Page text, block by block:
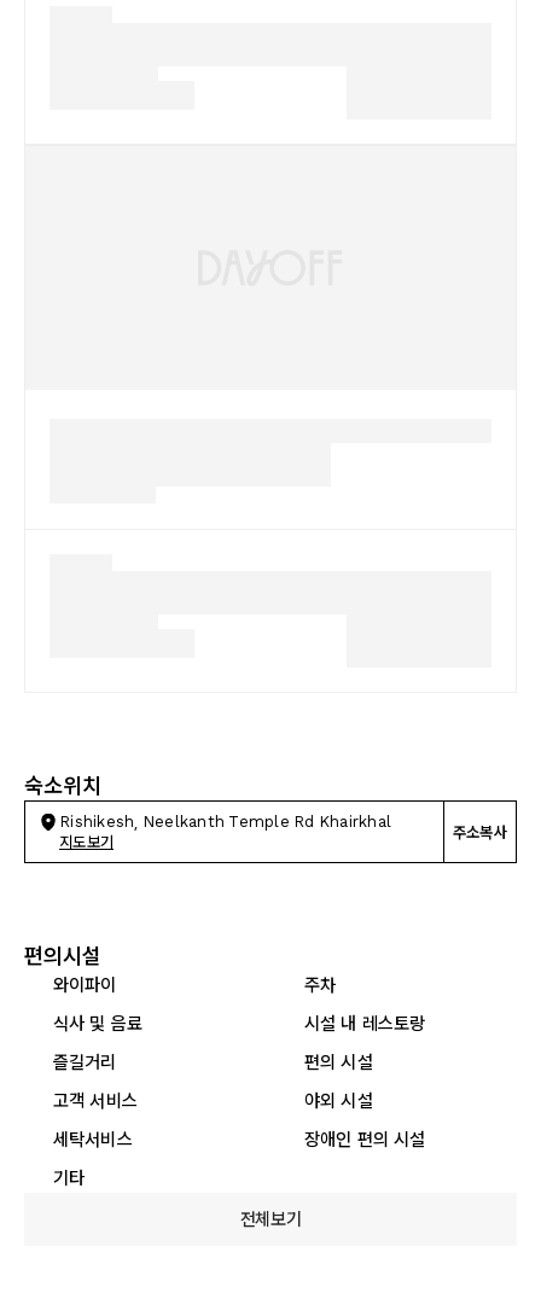
숙소위치
Rishikesh, Neelkanth Temple Rd Khairkhal
지도보기
주소복사
편의시설
와이파이
주차
식사 및 음료
시설 내 레스토랑
즐길거리
편의 시설
고객 서비스
야외 시설
세탁서비스
장애인 편의 시설
기타
전체보기